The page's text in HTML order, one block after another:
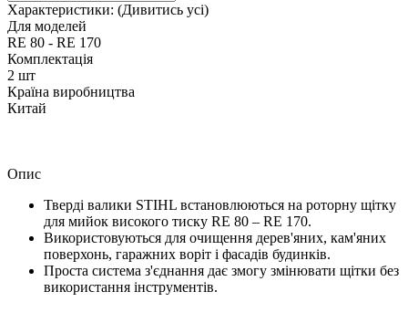
Характеристики: (Дивитись усі)
Для моделей
RE 80 - RE 170
Комплектація
2 шт
Країна виробництва
Китай
Опис
Тверді валики STIHL встановлюються на роторну щітку
для мийок високого тиску RE 80 – RE 170.
Використовуються для очищення дерев'яних, кам'яних
поверхонь, гаражних воріт і фасадів будинків.
Проста система з'єднання дає змогу змінювати щітки без
використання інструментів.